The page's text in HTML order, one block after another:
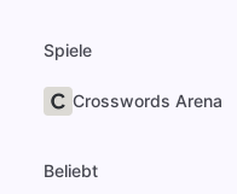
Spiele
Crosswords Arena
Beliebt